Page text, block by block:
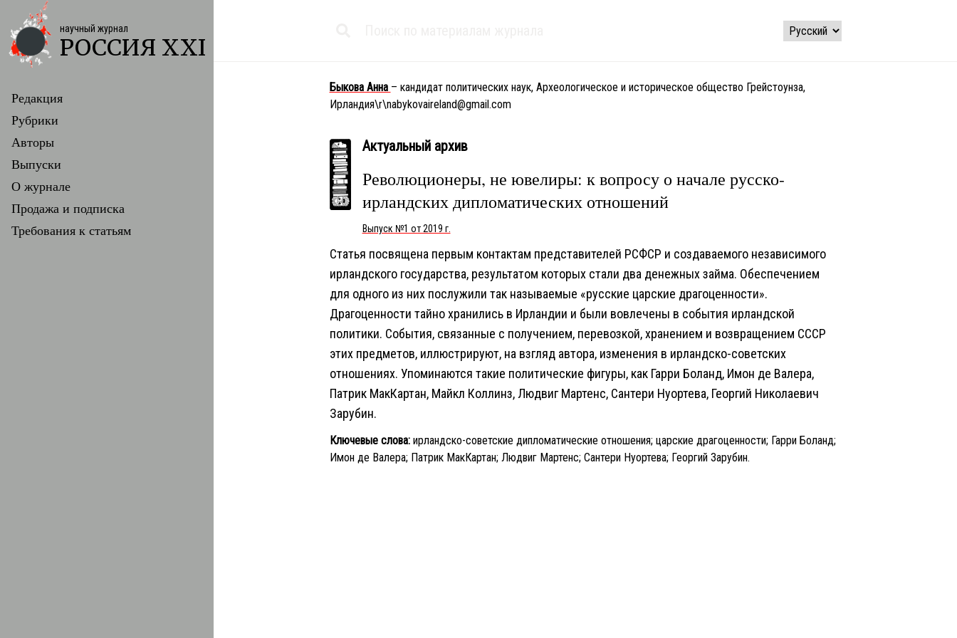
научный журнал
РОССИЯ XXI
Редакция
Рубрики
Авторы
Выпуски
О журнале
Продажа и подписка
Требования к статьям
Быкова Анна – кандидат политических наук, Археологическое и историческое общество Грейстоунза,
Ирландия\r\nabykovaireland@gmail.com
Актуальный архив
Революционеры, не ювелиры: к вопросу о начале русско-
ирландских дипломатических отношений
Выпуск №1 от 2019 г.
Статья посвящена первым контактам представителей РСФСР и создаваемого независимого
ирландского государства, результатом которых стали два денежных займа. Обеспечением
для одного из них послужили так называемые «русские царские драгоценности».
Драгоценности тайно хранились в Ирландии и были вовлечены в события ирландской
политики. События, связанные с получением, перевозкой, хранением и возвращением СССР
этих предметов, иллюстрируют, на взгляд автора, изменения в ирландско-советских
отношениях. Упоминаются такие политические фигуры, как Гарри Боланд, Имон де Валера,
Патрик МакКартан, Майкл Коллинз, Людвиг Мартенс, Сантери Нуортева, Георгий Николаевич
Зарубин.
Ключевые слова: ирландско-советские дипломатические отношения; царские драгоценности; Гарри Боланд;
Имон де Валера; Патрик МакКартан; Людвиг Мартенс; Сантери Нуортева; Георгий Зарубин.